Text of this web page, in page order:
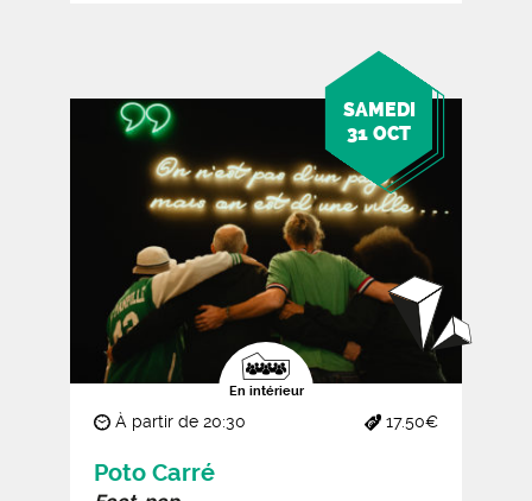
SAMEDI
31 OCT
En intérieur
À partir de 20:30 17.50€
Poto Carré